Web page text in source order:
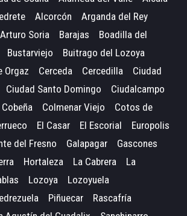
Alcorcón
Arganda del Rey
Arturo Soria Barajas
Boadilla del
Bustarviejo
Buitrago del Lozoya
Orgaz Cerceda Cercedilla
Ciudad
Ciudad Santo Domingo
Ciudalcampo
Cobeña Colmenar Viejo
Cotos de
El Casar El Escorial
Europolis
del Fresno Galapagar
Gascones
Hortaleza La Cabrera
La
Lozoya
Lozoyuela
Piñuecar
Rascafría